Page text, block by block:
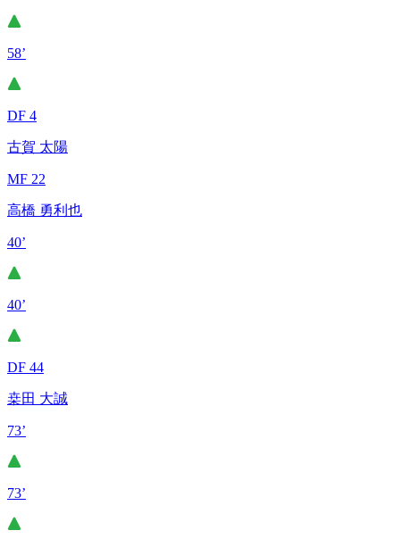
58’
DF 4
古賀 太陽
MF 22
高橋 勇利也
40’
40’
DF 44
桒田 大誠
73’
73’